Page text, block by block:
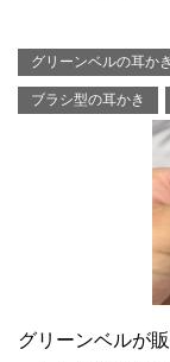
グリーンベルの耳かき
ブラシ型の耳かき
グリーンベルが